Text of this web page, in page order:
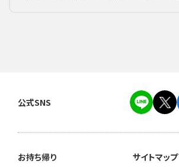
公式SNS
お持ち帰り
サイトマップ